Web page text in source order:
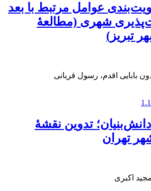
عوامل مرتبط با بعد
شهری (مطالعۀ
تبریز)
بابایی اقدم، رسول قربانی
تدوین نقشۀ
تهران
اکبری